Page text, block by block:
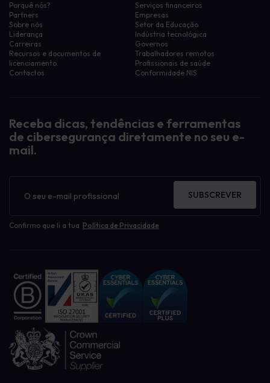
Porquê nós?
Partners
Sobre nós
Liderança
Carreiras
Recursos e documentos de
licenciamento
Contactos
Serviços financeiros
Empresas
Setor da Educação
Indústria tecnológica
Governos
Trabalhadores remotos
Profissionais de saúde
Conformidade NIS
Receba dicas, tendências e ferramentas
de cibersegurança diretamente no seu e-
mail.
informativo
Confirmo que li a tua Política de Privacidade
SUBSCREVER